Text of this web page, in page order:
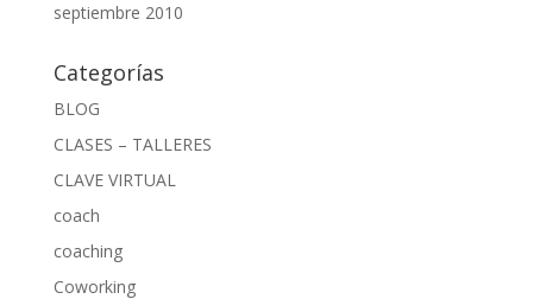
septiembre 2010
Categorías
BLOG
CLASES – TALLERES
CLAVE VIRTUAL
coach
coaching
Coworking